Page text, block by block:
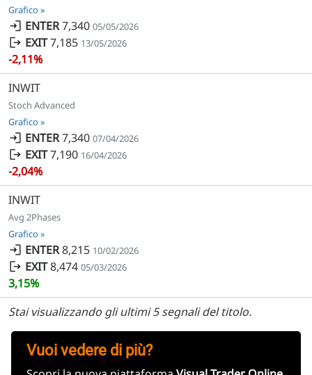
Grafico »
ENTER7,340 05/05/2026
EXIT7,185 13/05/2026
-2,11%
INWIT
Stoch Advanced
Grafico »
ENTER7,340 07/04/2026
EXIT7,190 16/04/2026
-2,04%
INWIT
Avg 2Phases
Grafico »
ENTER8,215 10/02/2026
EXIT8,474 05/03/2026
3,15%
Stai visualizzando gli ultimi 5 segnali del titolo.
Vuoi vedere di più?